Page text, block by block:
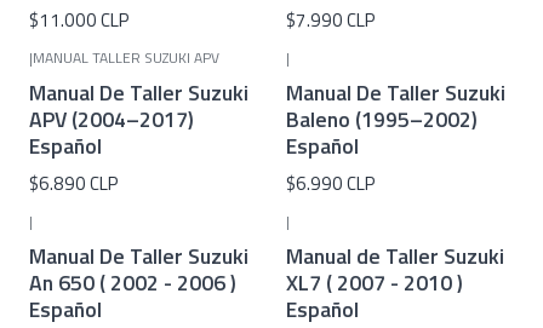
$11.000 CLP $7.990 CLP
|MANUAL TALLER SUZUKI APV
Manual De Taller Suzuki
APV (2004–2017)
Español
$6.890 CLP
|
Manual De Taller Suzuki
Baleno (1995–2002)
Español
$6.990 CLP
|
Manual De Taller Suzuki
An 650 ( 2002 - 2006 )
Español
|
Manual de Taller Suzuki
XL7 ( 2007 - 2010 )
Español